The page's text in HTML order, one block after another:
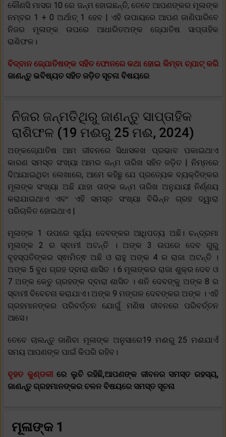
କୌଣସି ମାସର 10 ରେ ଜନ୍ମ ହୋଇଛନ୍ତି, ତେବେ ଆପଣଙ୍କର ମୂଳାଙ୍କ
ନମ୍ବର 1 + 0 ଅର୍ଥାତ୍ 1 ହେବ | ଏହି ଉପାୟରେ ଆପଣ ଜାଣିପାରିବେ
ନିଜର ମୂଳାଙ୍କ ଉପରେ ଆଧାରିତଅଙ୍କ ଜ୍ଯୋତିଷ ସାପ୍ତାହିକ
ରାଶିଫଳ।
ବିଦ୍ବାନ ଜ୍ଯୋତିଷଙ୍କ ସହିତ ଫୋନରେ କଥା ହୋଇ କିମ୍ବା ଚ୍ଯାଟ୍ କରି
ଜାଣନ୍ତୁ ଭବିଷ୍ୟତ ସହିତ ଜଡ଼ିତ ସୂଚନା ବିଷୟରେ
ନିଜର ଜନ୍ମତିଥିରୁ ଜାଣନ୍ତୁ ସାପ୍ତାହିକ
ରାଶିଫଳ (19 ମଈରୁ 25 ମଈ, 2024)
ଅଙ୍କଜ୍ଯୋତିଷ ଆମ ଜୀବନରେ ସିଧାସଳଖ ପ୍ରଭାବ ପକାଇଥାଏ
କାରଣ ସମସ୍ତ ସଂଖ୍ୟା ଆମର ଜନ୍ମ ତାରିଖ ସହିତ ଜଡ଼ିତ | ନିମ୍ନରେ
ଦିଆଯାଇଥିବା ଲେଖାରେ, ଆମେ କହିଛୁ ଯେ ପ୍ରତ୍ୟେକ ବ୍ୟକ୍ତିଙ୍କର
ମୂଳାଙ୍କ ସଂଖ୍ୟା ଅଛି ଯାହା ତାଙ୍କ ଜନ୍ମ ତାରିଖ ଅନୁଯାୟୀ ନିର୍ଣ୍ଣୟ
କରାଯାଇଥାଏ ଏବଂ ଏହି ସମସ୍ତ ସଂଖ୍ୟା ବିଭିନ୍ନ ଗ୍ରହ ଦ୍ୱାରା
ପରିଚାଳିତ ହୋଇଥାଏ |
ମୂଳାଙ୍କ 1 ଉପରେ ସୂର୍ଯ୍ୟ ଦେବଙ୍କର ଆଧିପତ୍ୟ ଅଛି। ଚନ୍ଦ୍ରମା
ମୂଳାଙ୍କ 2 ର ସ୍ବାମୀ ଅଟନ୍ତି । ଅଙ୍କ 3 ଉପରେ ଦେବ ଗୁରୁ
ବୃହସ୍ପତିଙ୍କର ସ୍ଵାମିତ୍ଵ ଅଛି ଓ ରାହୁ ଅଙ୍କ 4 ର ରାଜା ଅଟନ୍ତି ।
ଅଙ୍କ 5 ବୁଧ ଗ୍ରହ ଦ୍ବାରା ଶାସିତ । 6 ମୂଳାଙ୍କର ରାଜା ଶୁକ୍ର ଦେବ ଓ
7 ଅଙ୍କ କେତୁ ଗ୍ରହଙ୍କ ଦ୍ବାରା ଶାସିତ । ଶନି ଦେବଙ୍କୁ ଅଙ୍କ 8 ର
ସ୍ବାମୀ ବିବେଚନା କରାଯାଏ। ଅଙ୍କ 9 ମଙ୍ଗଳ ଦେବଙ୍କର ଅଙ୍କ । ଏହି
ଗ୍ରହମାନଙ୍କର ପରିବର୍ତ୍ତନ ଯୋଗୁଁ ମଣିଷ ଜୀବନରେ ପରିବର୍ତ୍ତନ
ଆସେ।
ତେବେ ଚାଲନ୍ତୁ ଜାଣିବା ମୂଳାଙ୍କ ଅନୁସାରେ19 ମଈରୁ 25 ମଈଯାଏଁ
ସମୟ ଆପଣଙ୍କ ପାଇଁ କିପରି ରହିବ।
ବୃହତ କୁଣ୍ଡଳୀରେ ଲୁଚି ରହିଛି,ଆପଣଙ୍କ ଜୀବନର ସମସ୍ତ ରହସ୍ୟ,
ଜାଣନ୍ତୁ ଗ୍ରହମାନଙ୍କର ଚଳନ ବିଷୟରେ ସମସ୍ତ ସୂଚନା
ମୂଳାଙ୍କ 1